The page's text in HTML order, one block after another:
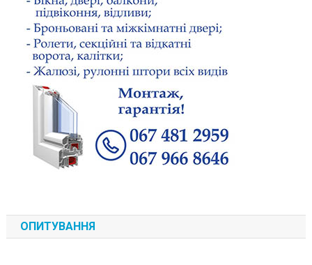
ОПИТУВАННЯ